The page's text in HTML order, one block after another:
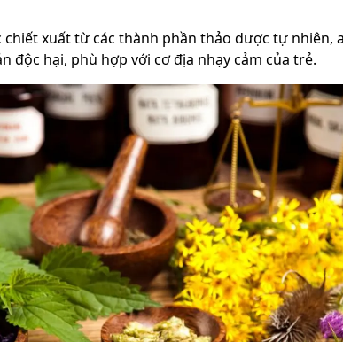
xuất từ các thành phần thảo dược tự nhiên,
độc hại, phù hợp với cơ địa nhạy cảm của trẻ.